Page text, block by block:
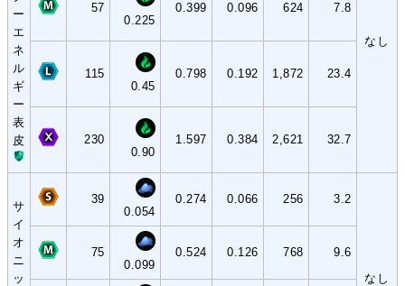
ー
エ
ネ
ル
ギ
ー
表
皮
なし
57
0.225
0.399 0.096 624 7.8
115
0.45
0.798 0.192 1,872 23.4
230
0.90
1.597 0.384 2,621 32.7
サ
イ
オ
ニ
ッ
39
0.054
0.274 0.066 256 3.2
なし
75
0.099
0.524 0.126 768 9.6